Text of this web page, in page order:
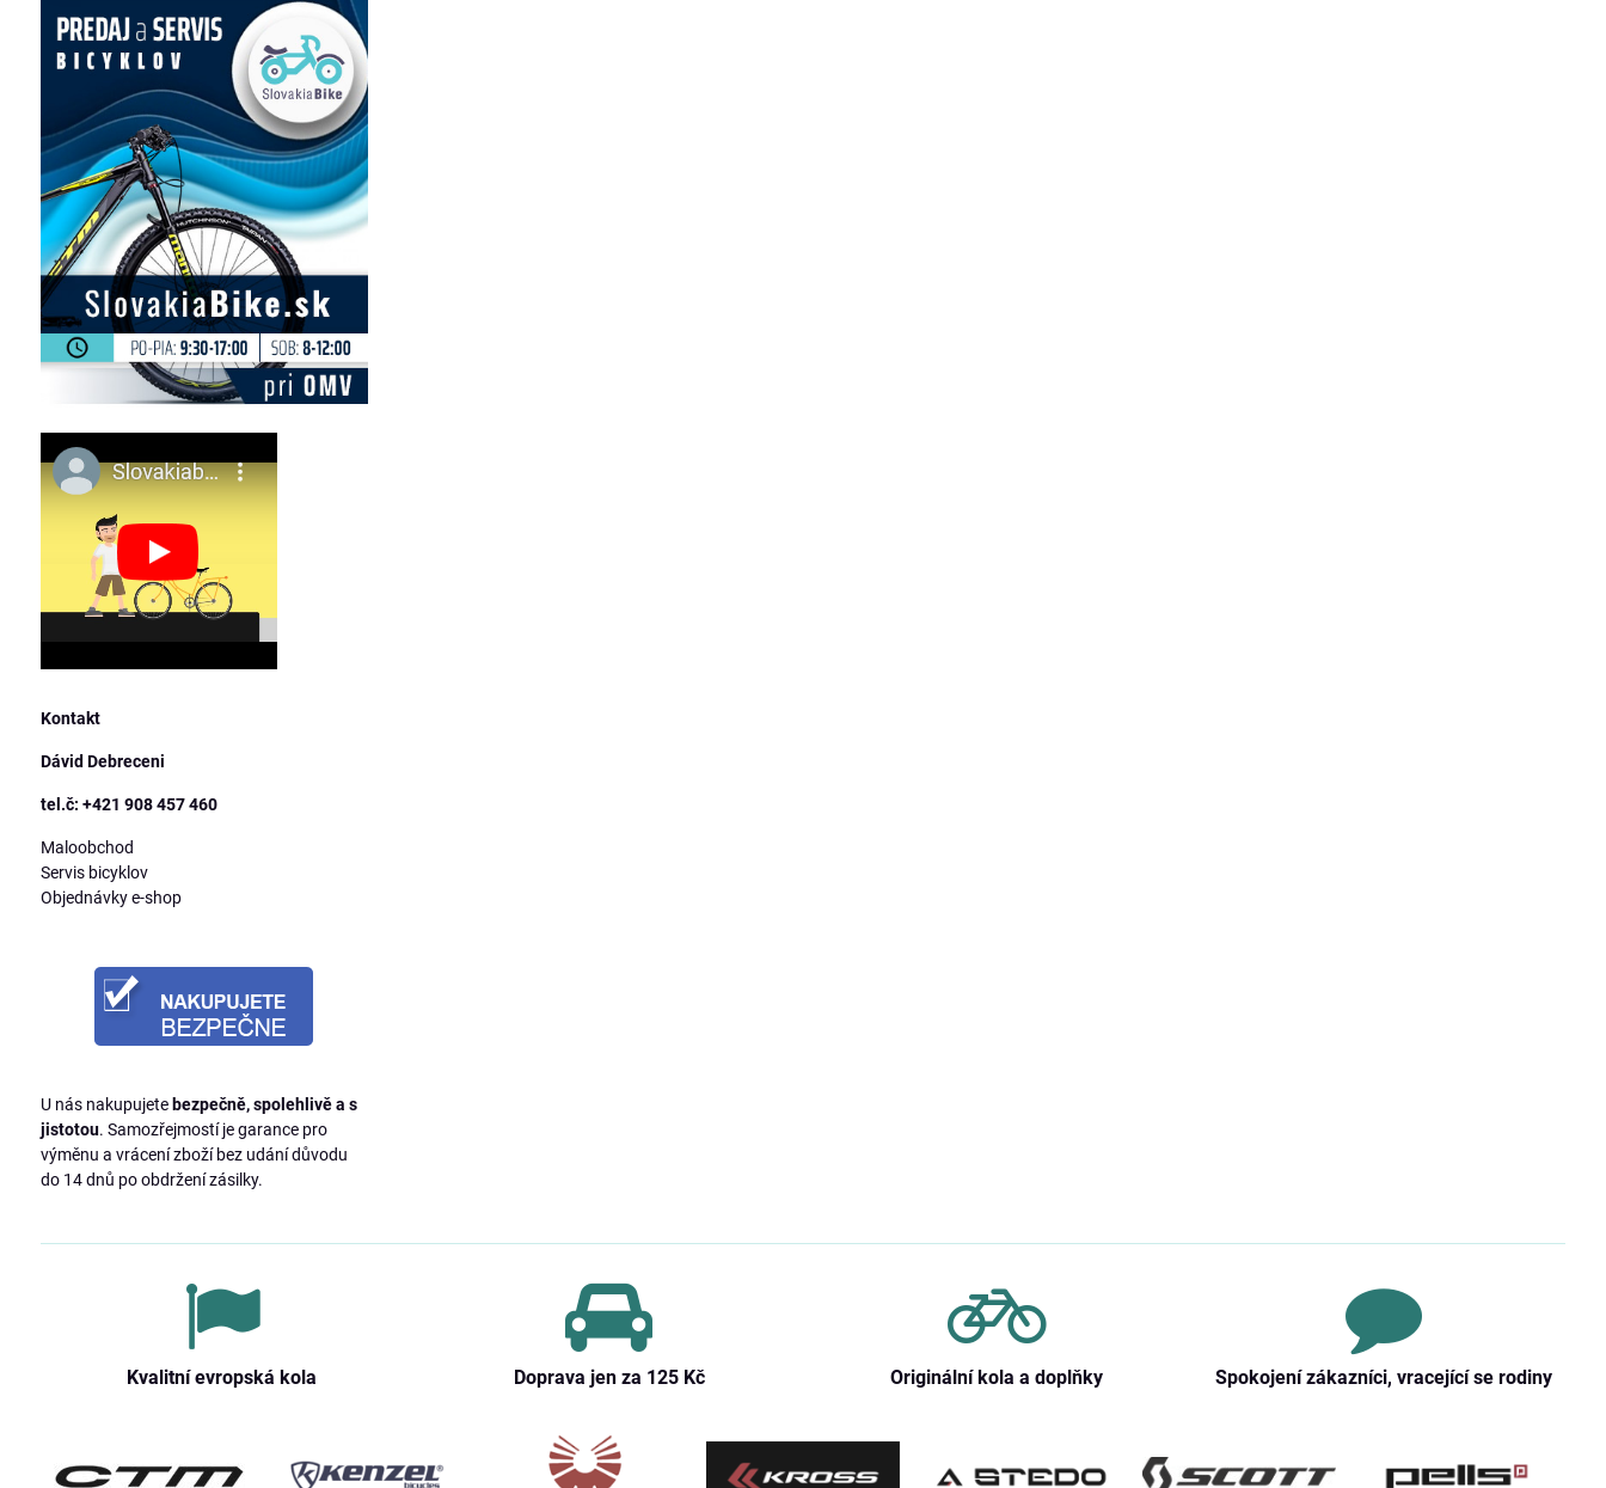
Kontakt
Dávid Debreceni
tel.č: +421 908 457 460
Maloobchod
Servis bicyklov
Objednávky e-shop
U nás nakupujete bezpečně, spolehlivě a s
jistotou. Samozřejmostí je garance pro
výměnu a vrácení zboží bez udání důvodu
do 14 dnů po obdržení zásilky.
Kvalitní evropská kola Doprava jen za 125 Kč Originální kola a doplňky Spokojení zákazníci, vracející se rodiny